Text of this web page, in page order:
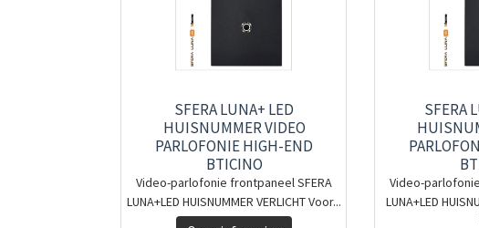
SFERA LUNA+ LED
HUISNUMMER VIDEO
PARLOFONIE HIGH-END
BTICINO
Video-parlofonie frontpaneel SFERA
LUNA+LED HUISNUMMER VERLICHT Voor...
SFERA
Video-
LUNA+LED